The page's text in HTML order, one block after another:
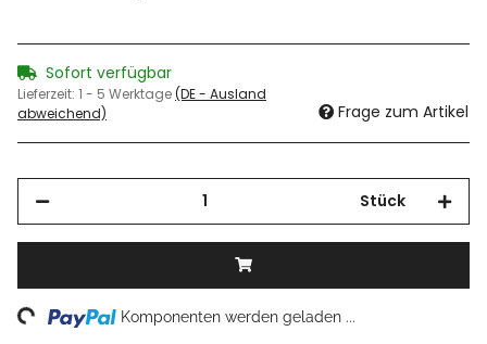
Sofort verfügbar
Lieferzeit: 1 - 5 Werktage(DE - Ausland
abweichend)
Frage zum Artikel
Stück
Komponenten werden geladen ...